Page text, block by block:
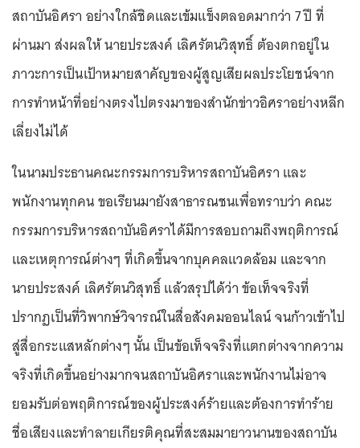
สถาบันอิศรา อย่างใกล้ชิดและเข้มแข็งตลอดมากว่า 7 ปี ที่
ผ่านมา ส่งผลให้ นายประสงค์ เลิศรัตนวิสุทธิ์ ต้องตกอยู่ใน
ภาวะการเป็นเป้าหมายสาคัญของผู้สูญเสียผลประโยชน์จาก
การทำหน้าที่อย่างตรงไปตรงมาของสำนักข่าวอิศราอย่างหลีก
เลี่ยงไม่ได้
ในนามประธานคณะกรรมการบริหารสถาบันอิศรา และ
พนักงานทุกคน ขอเรียนมายังสาธารณชนเพื่อทราบว่า คณะ
กรรมการบริหารสถาบันอิศราได้มีการสอบถามถึงพฤติการณ์
และเหตุการณ์ต่างๆ ที่เกิดขึ้นจากบุคคลแวดล้อม และจาก
นายประสงค์ เลิศรัตนวิสุทธิ์ แล้วสรุปได้ว่า ข้อเท็จจริงที่
ปรากฏเป็นที่วิพากษ์วิจารณ์ในสื่อสังคมออนไลน์ จนก้าวเข้าไป
สู่สื่อกระแสหลักต่างๆ นั้น เป็นข้อเท็จจริงที่แตกต่างจากความ
จริงที่เกิดขึ้นอย่างมากจนสถาบันอิศราและพนักงานไม่อาจ
ยอมรับต่อพฤติการณ์ของผู้ประสงค์ร้ายและต้องการทำร้าย
ชื่อเสียงและทำลายเกียรติคุณที่สะสมมายาวนานของสถาบัน